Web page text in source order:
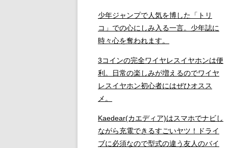
少年ジャンプで人気を博した「トリ
コ」での心にしみ入る一言。少年誌に
時々心を奪われます。
3コインの完全ワイヤレスイヤホンは便
利。日常の楽しみが増えるのでワイヤ
レスイヤホン初心者にはぜひオスス
メ。
Kaedear(カエディア)はスマホでナビし
ながら充電できるすごいヤツ！ドライ
ブに必須なので型式の違う友人のバイ